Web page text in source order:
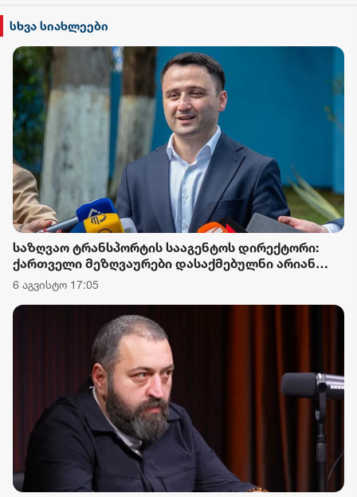
სხვა სიახლეები
საზღვაო ტრანსპორტის სააგენტოს დირექტორი:
ქართველი მეზღვაურები დასაქმებულნი არიან
მსოფლიო სავაჭრო ფლოტის დაახლოებით 80%-ში
6 აგვისტო 17:05